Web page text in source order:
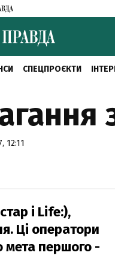
СПЕЦПРОЄКТИ
12:11
і Life:),
Ці оператори
мета першого -